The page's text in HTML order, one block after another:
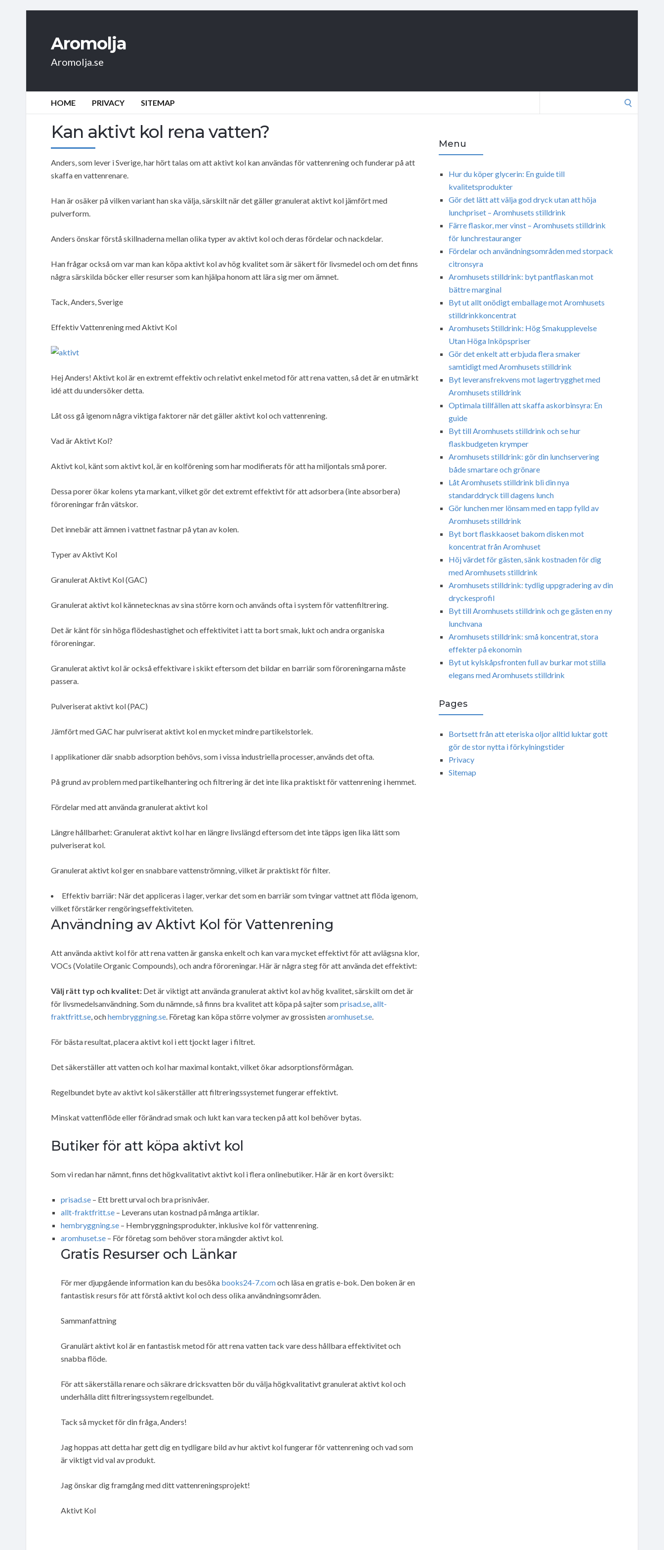
Aromolja
Aromolja.se
HOME PRIVACY SITEMAP
Kan aktivt kol rena vatten?
Anders, som lever i Sverige, har hört talas om att aktivt kol kan användas för vattenrening och funderar på att
skaffa en vattenrenare.
Han är osäker på vilken variant han ska välja, särskilt när det gäller granulerat aktivt kol jämfört med
pulverform.
Anders önskar förstå skillnaderna mellan olika typer av aktivt kol och deras fördelar och nackdelar.
Han frågar också om var man kan köpa aktivt kol av hög kvalitet som är säkert för livsmedel och om det finns
några särskilda böcker eller resurser som kan hjälpa honom att lära sig mer om ämnet.
Tack, Anders, Sverige
Effektiv Vattenrening med Aktivt Kol
Hej Anders! Aktivt kol är en extremt effektiv och relativt enkel metod för att rena vatten, så det är en utmärkt
idé att du undersöker detta.
Låt oss gå igenom några viktiga faktorer när det gäller aktivt kol och vattenrening.
Vad är Aktivt Kol?
Aktivt kol, känt som aktivt kol, är en kolförening som har modifierats för att ha miljontals små porer.
Dessa porer ökar kolens yta markant, vilket gör det extremt effektivt för att adsorbera (inte absorbera)
föroreningar från vätskor.
Det innebär att ämnen i vattnet fastnar på ytan av kolen.
Typer av Aktivt Kol
Granulerat Aktivt Kol (GAC)
Granulerat aktivt kol kännetecknas av sina större korn och används ofta i system för vattenfiltrering.
Det är känt för sin höga flödeshastighet och effektivitet i att ta bort smak, lukt och andra organiska
föroreningar.
Granulerat aktivt kol är också effektivare i skikt eftersom det bildar en barriär som föroreningarna måste
passera.
Pulveriserat aktivt kol (PAC)
Jämfört med GAC har pulvriserat aktivt kol en mycket mindre partikelstorlek.
I applikationer där snabb adsorption behövs, som i vissa industriella processer, används det ofta.
På grund av problem med partikelhantering och filtrering är det inte lika praktiskt för vattenrening i hemmet.
Fördelar med att använda granulerat aktivt kol
Längre hållbarhet: Granulerat aktivt kol har en längre livslängd eftersom det inte täpps igen lika lätt som
pulveriserat kol.
Granulerat aktivt kol ger en snabbare vattenströmning, vilket är praktiskt för filter.
Effektiv barriär: När det appliceras i lager, verkar det som en barriär som tvingar vattnet att flöda igenom,
vilket förstärker rengöringseffektiviteten.
Användning av Aktivt Kol för Vattenrening
Att använda aktivt kol för att rena vatten är ganska enkelt och kan vara mycket effektivt för att avlägsna klor,
VOCs (Volatile Organic Compounds), och andra föroreningar. Här är några steg för att använda det effektivt:
Välj rätt typ och kvalitet: Det är viktigt att använda granulerat aktivt kol av hög kvalitet, särskilt om det är
för livsmedelsanvändning. Som du nämnde, så finns bra kvalitet att köpa på sajter somprisad.se,allt-
fraktfritt.se, ochhembryggning.se. Företag kan köpa större volymer av grossistenaromhuset.se.
För bästa resultat, placera aktivt kol i ett tjockt lager i filtret.
Det säkerställer att vatten och kol har maximal kontakt, vilket ökar adsorptionsförmågan.
Regelbundet byte av aktivt kol säkerställer att filtreringssystemet fungerar effektivt.
Minskat vattenflöde eller förändrad smak och lukt kan vara tecken på att kol behöver bytas.
Butiker för att köpa aktivt kol
Som vi redan har nämnt, finns det högkvalitativt aktivt kol i flera onlinebutiker. Här är en kort översikt:
prisad.se – Ett brett urval och bra prisnivåer.
allt-fraktfritt.se – Leverans utan kostnad på många artiklar.
hembryggning.se – Hembryggningsprodukter, inklusive kol för vattenrening.
aromhuset.se – För företag som behöver stora mängder aktivt kol.
Gratis Resurser och Länkar
För mer djupgående information kan du besöka books24-7.comoch läsa en gratis e-bok. Den boken är en
fantastisk resurs för att förstå aktivt kol och dess olika användningsområden.
Sammanfattning
Granulärt aktivt kol är en fantastisk metod för att rena vatten tack vare dess hållbara effektivitet och
snabba flöde.
För att säkerställa renare och säkrare dricksvatten bör du välja högkvalitativt granulerat aktivt kol och
underhålla ditt filtreringssystem regelbundet.
Tack så mycket för din fråga, Anders!
Jag hoppas att detta har gett dig en tydligare bild av hur aktivt kol fungerar för vattenrening och vad som
är viktigt vid val av produkt.
Jag önskar dig framgång med ditt vattenreningsprojekt!
Aktivt Kol
Menu
Hur du köper glycerin: En guide till
kvalitetsprodukter
Gör det lätt att välja god dryck utan att höja
lunchpriset – Aromhusets stilldrink
Färre flaskor, mer vinst – Aromhusets stilldrink
för lunchrestauranger
Fördelar och användningsområden med storpack
citronsyra
Aromhusets stilldrink: byt pantflaskan mot
bättre marginal
Byt ut allt onödigt emballage mot Aromhusets
stilldrinkkoncentrat
Aromhusets Stilldrink: Hög Smakupplevelse
Utan Höga Inköpspriser
Gör det enkelt att erbjuda flera smaker
samtidigt med Aromhusets stilldrink
Byt leveransfrekvens mot lagertrygghet med
Aromhusets stilldrink
Optimala tillfällen att skaffa askorbinsyra: En
guide
Byt till Aromhusets stilldrink och se hur
flaskbudgeten krymper
Aromhusets stilldrink: gör din lunchservering
både smartare och grönare
Låt Aromhusets stilldrink bli din nya
standarddryck till dagens lunch
Gör lunchen mer lönsam med en tapp fylld av
Aromhusets stilldrink
Byt bort flaskkaoset bakom disken mot
koncentrat från Aromhuset
Höj värdet för gästen, sänk kostnaden för dig
med Aromhusets stilldrink
Aromhusets stilldrink: tydlig uppgradering av din
dryckesprofil
Byt till Aromhusets stilldrink och ge gästen en ny
lunchvana
Aromhusets stilldrink: små koncentrat, stora
effekter på ekonomin
Byt ut kylskåpsfronten full av burkar mot stilla
elegans med Aromhusets stilldrink
Pages
Bortsett från att eteriska oljor alltid luktar gott
gör de stor nytta i förkylningstider
Privacy
Sitemap